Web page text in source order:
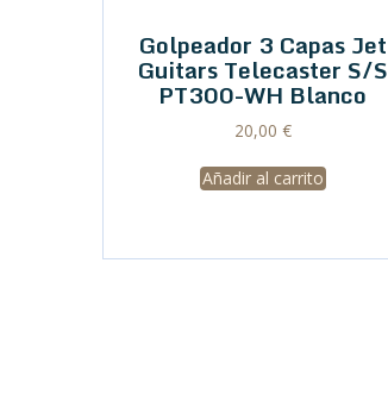
Golpeador 3 Capas Jet
Guitars Telecaster S/S
PT300-WH Blanco
20,00 €
Añadir al carrito